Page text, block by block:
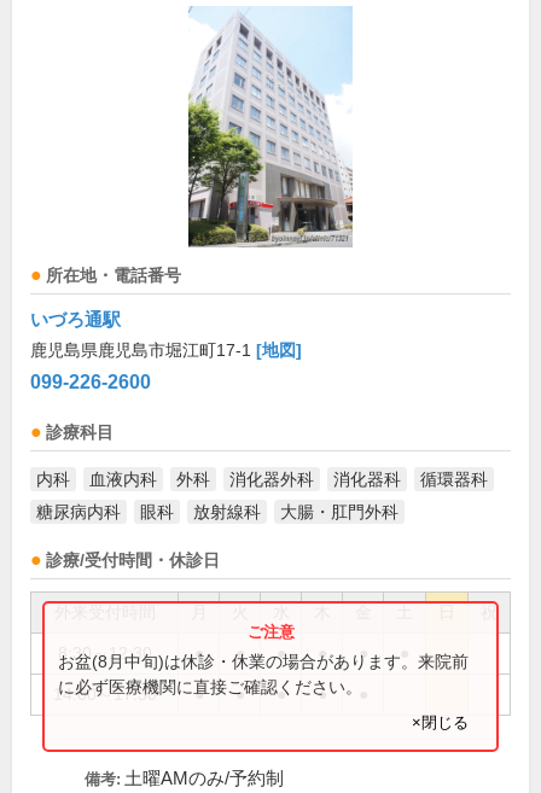
所在地・電話番号
いづろ通駅
鹿児島県鹿児島市堀江町17-1 [地図]
099-226-2600
診療科目
内科 血液内科 外科 消化器外科 消化器科
循環器科
糖尿病内科
眼科 放射線科 大腸・肛門外科
診療/受付時間・休診日
祝
8:30～12:30 ● ● ● ● ●
14:00～17:30 ● ● ● ●
お盆(8月中旬)は休診・休業の場合があります。来院前
に必ず医療機関に直接ご確認ください。
×閉じる
備考: 土曜AMのみ/予約制